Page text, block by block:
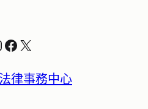
Facebook
X
律事務中心